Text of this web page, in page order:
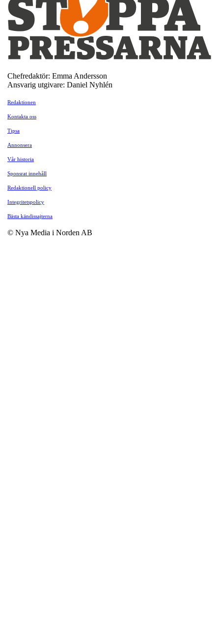
Chefredaktör: Emma Andersson
Ansvarig utgivare: Daniel Nyhlén
Redaktionen
Kontakta oss
Tipsa
Annonsera
Vår historia
Sponsrat innehåll
Redaktionell policy
Integritetspolicy
Bästa kändissajterna
© Nya Media i Norden AB